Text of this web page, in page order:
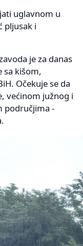
uglavnom u
pljusak i
je za danas
sa kišom,
Očekuje se da
većinom južnog i
područjima -